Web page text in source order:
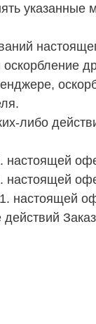
указанные
либо
настоящей
настоящей
настоящей